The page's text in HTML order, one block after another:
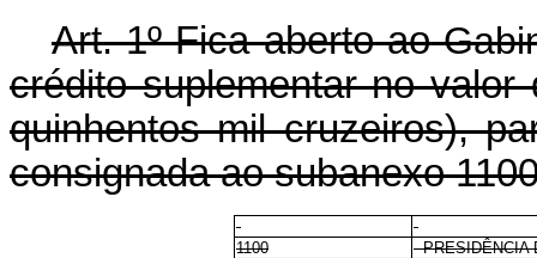
Art. 1º Fica aberto ao
crédito suplementar no
quinhentos mil cruzeiros),
consignada ao subanexo
1100
- PRESIDÊNCIA